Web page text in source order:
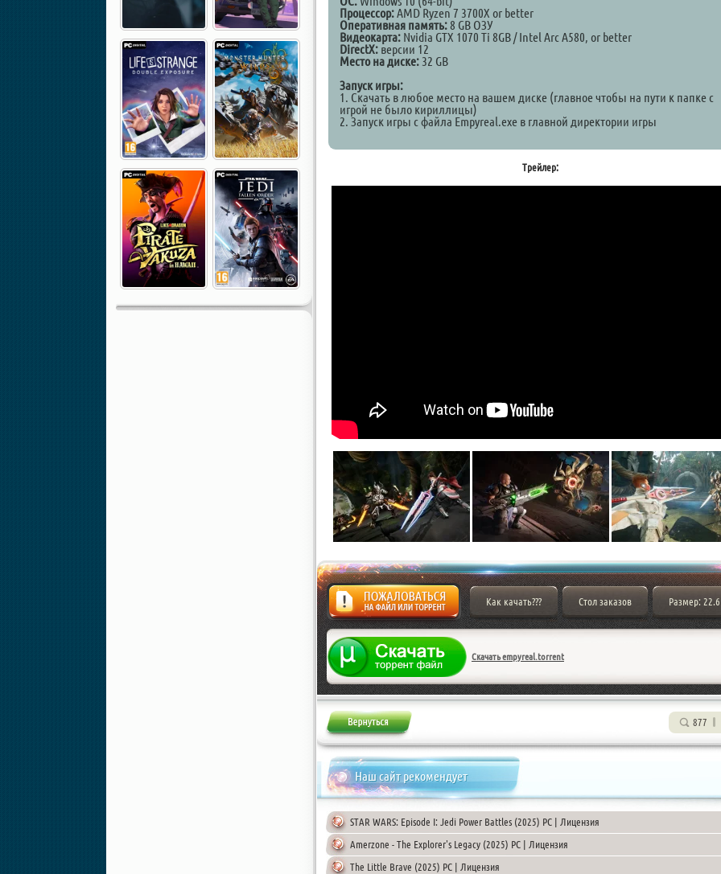
Процессор:AMD Ryzen 7 3700X or better
Оперативная память:8 GB ОЗУ
Видеокарта: Nvidia GTX 1070 Ti 8GB / Intel Arc A580, or better
DirectX: версии 12
Место на диске: 32 GB
Запуск игры:
1. Скачать в любое место на вашем диске (главное чтобы на пути к папке с
игрой не было кириллицы)
2. Запуск игры с файла Empyreal.exe в главной директории игры
Трейлер:
Жалоба
Как качать??? Стол заказов Размер:
Скачать empyreal.torrent
877
Наш сайт рекомендует
STAR WARS: Episode I: Jedi Power Battles (2025) PC | Лицензия
Amerzone - The Explorer's Legacy (2025) PC | Лицензия
The Little Brave (2025) PC | Лицензия